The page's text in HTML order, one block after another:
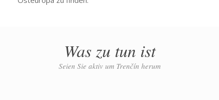
Was zu tun ist
Seien Sie aktiv um Trenčín herum